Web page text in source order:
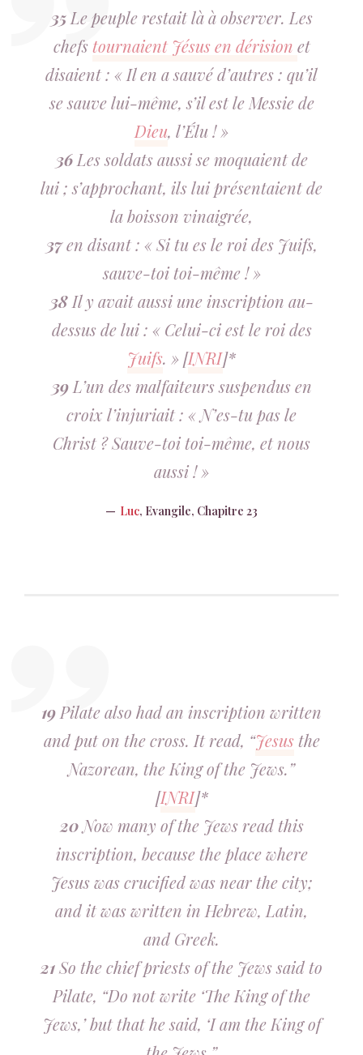
35Le peuple restait là à observer. Les
chefstournaient Jésus en dérision et
disaient : « Il en a sauvé d’autres : qu’il
se sauve lui-même, s’il est le Messie de
Dieu, l’Élu ! »
36Les soldats aussi se moquaient de
lui ; s’approchant, ils lui présentaient de
la boisson vinaigrée,
37en disant : « Si tu es le roi des Juifs,
sauve-toi toi-même ! »
38Il y avait aussi une inscription au-
dessus de lui : « Celui-ci est le roi des
Juifs. » [INRI]*
39L’un des malfaiteurs suspendus en
croix l’injuriait : « N’es-tu pas le
Christ ? Sauve-toi toi-même, et nous
aussi ! »
Luc, Evangile, Chapitre 23
19 Pilate also had an inscription written
and put on the cross. It read, “Jesusthe
Nazorean, the King of the Jews.”
[INRI]*
20Now many of the Jews read this
inscription, because the place where
Jesus was crucified was near the city;
and it was written in Hebrew, Latin,
and Greek.
21So the chief priests of the Jews said to
Pilate, “Do not write ‘The King of the
Jews,’ but that he said, ‘I am the King of